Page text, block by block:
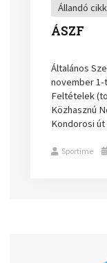
Állandó
ÁSZF
Általános
november
Feltételek
Közhasznú
Kondorosi út
Sportime